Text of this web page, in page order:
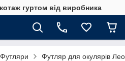
гуртом від виробника
Футляри Футляр для окулярів